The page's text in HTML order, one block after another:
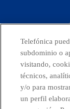
Telefónica en
Canal de
Telefónica
subdominio o
visitando,
técnicos,
y/o para
un perfil